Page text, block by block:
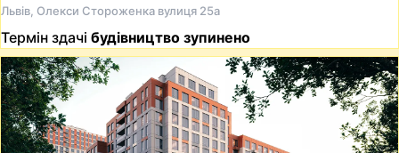
Львів, Олекси Стороженка вулиця 25а
Термін здачі будівництво зупинено